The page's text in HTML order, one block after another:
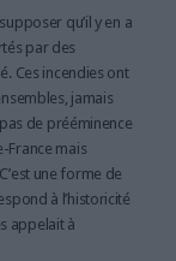
qu’il y en a
par des
Ces incendies ont
jamais
de prééminence
France mais
une forme de
à l’historicité
appelait à